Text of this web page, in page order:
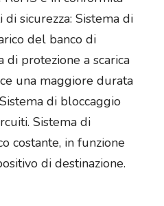
sicurezza: Sistema di
del banco di
di protezione a scarica
una maggiore durata
di bloccaggio
Sistema di
costante, in funzione
di destinazione.